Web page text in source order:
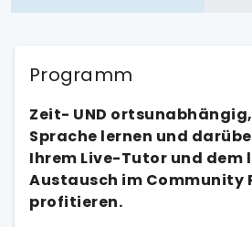
Programm
Zeit- UND
Sprache lernen und
Ihrem Live-Tutor und dem
Austausch im Community
profitieren.